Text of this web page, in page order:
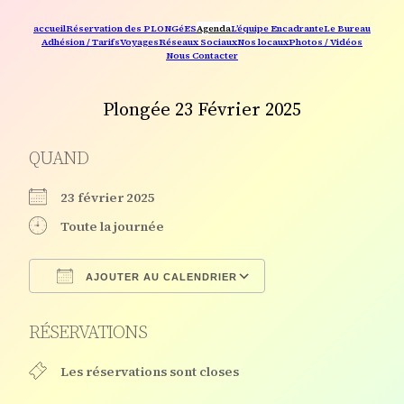
accueilRéservation des PLONGéESAgendaL’équipe EncadranteLe Bureau
Adhésion / TarifsVoyagesRéseaux SociauxNos locauxPhotos / Vidéos
Nous Contacter
Plongée 23 Février 2025
QUAND
23 février 2025
Toute la journée
AJOUTER AU CALENDRIER
RÉSERVATIONS
Les réservations sont closes